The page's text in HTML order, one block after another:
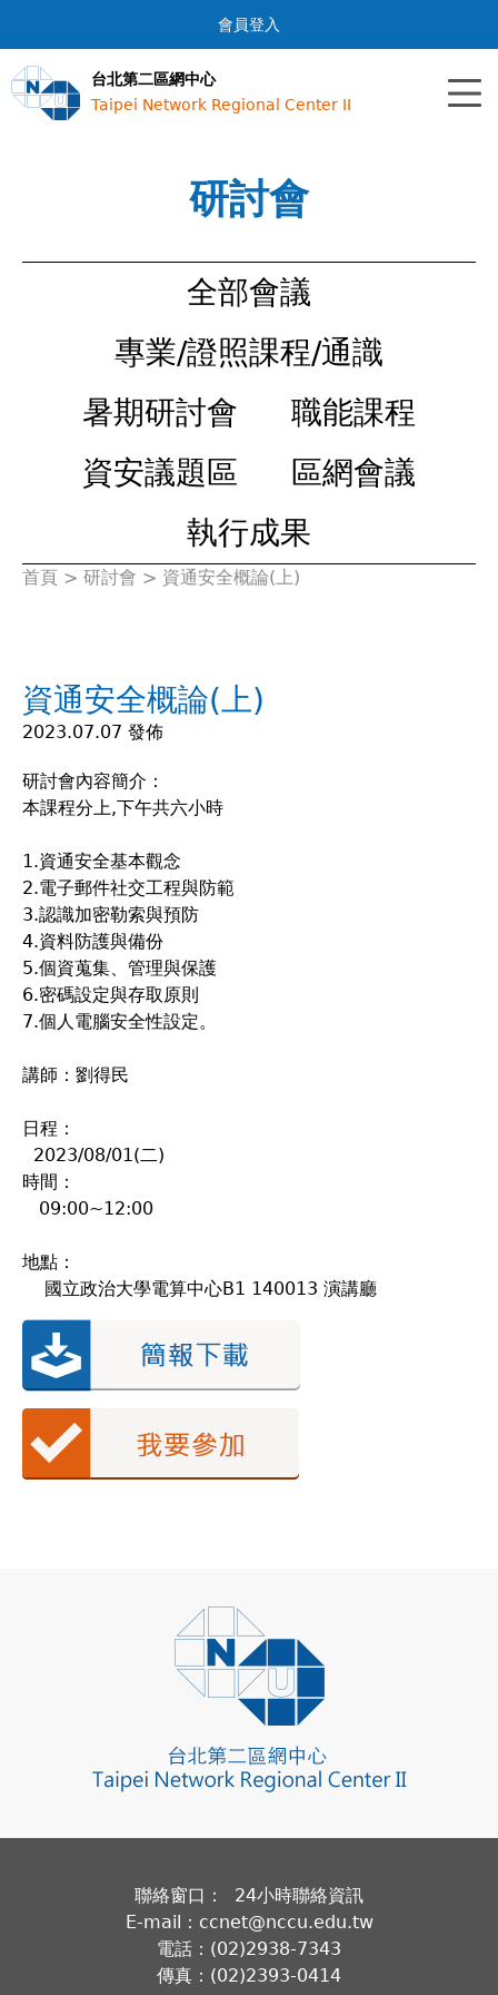
Jump to navigation
會員登入
台北第二區網中心
Taipei Network Regional Center II
研討會
全部會議
專業/證照課程/通識
暑期研討會
職能課程
資安議題區
區網會議
執行成果
您
這
首頁 > 研討會 > 資通安全概論(上)
資通安全概論(上)
2023.07.07 發佈
研討會內容簡介：
本課程分上,下午共六小時
1.資通安全基本觀念
2.電子郵件社交工程與防範
3.認識加密勒索與預防
4.資料防護與備份
5.個資蒐集、管理與保護
6.密碼設定與存取原則
7.個人電腦安全性設定。
講師：劉得民
日程：
2023/08/01(二)
時間：
09:00~12:00
地點：
國立政治大學電算中心B1 140013 演講廳
聯絡窗口： 24小時聯絡資訊
E-mail：ccnet@nccu.edu.tw
電話：(02)2938-7343
傳真：(02)2393-0414